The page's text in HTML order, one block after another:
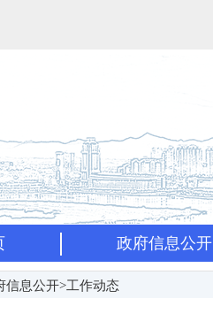
政府信息公开
信息公开>工作动态